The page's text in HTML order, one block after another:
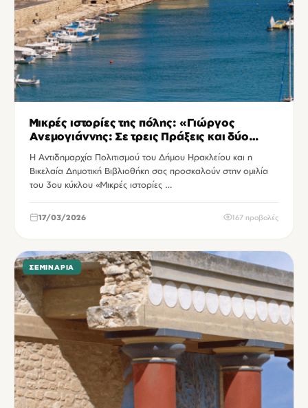
Μικρές ιστορίες της πόλης: «Γιώργος
Ανεμογιάννης: Σε τρεις Πράξεις και δύο
Ιντερμέδια»
Η Αντιδημαρχία Πολιτισμού του Δήμου Ηρακλείου και η
Βικελαία Δημοτική Βιβλιοθήκη σας προσκαλούν στην ομιλία
του 3ου κύκλου «Μικρές ιστορίες …
17/03/2026 167 προβολές
ΣΕΜΙΝΆΡΙΑ